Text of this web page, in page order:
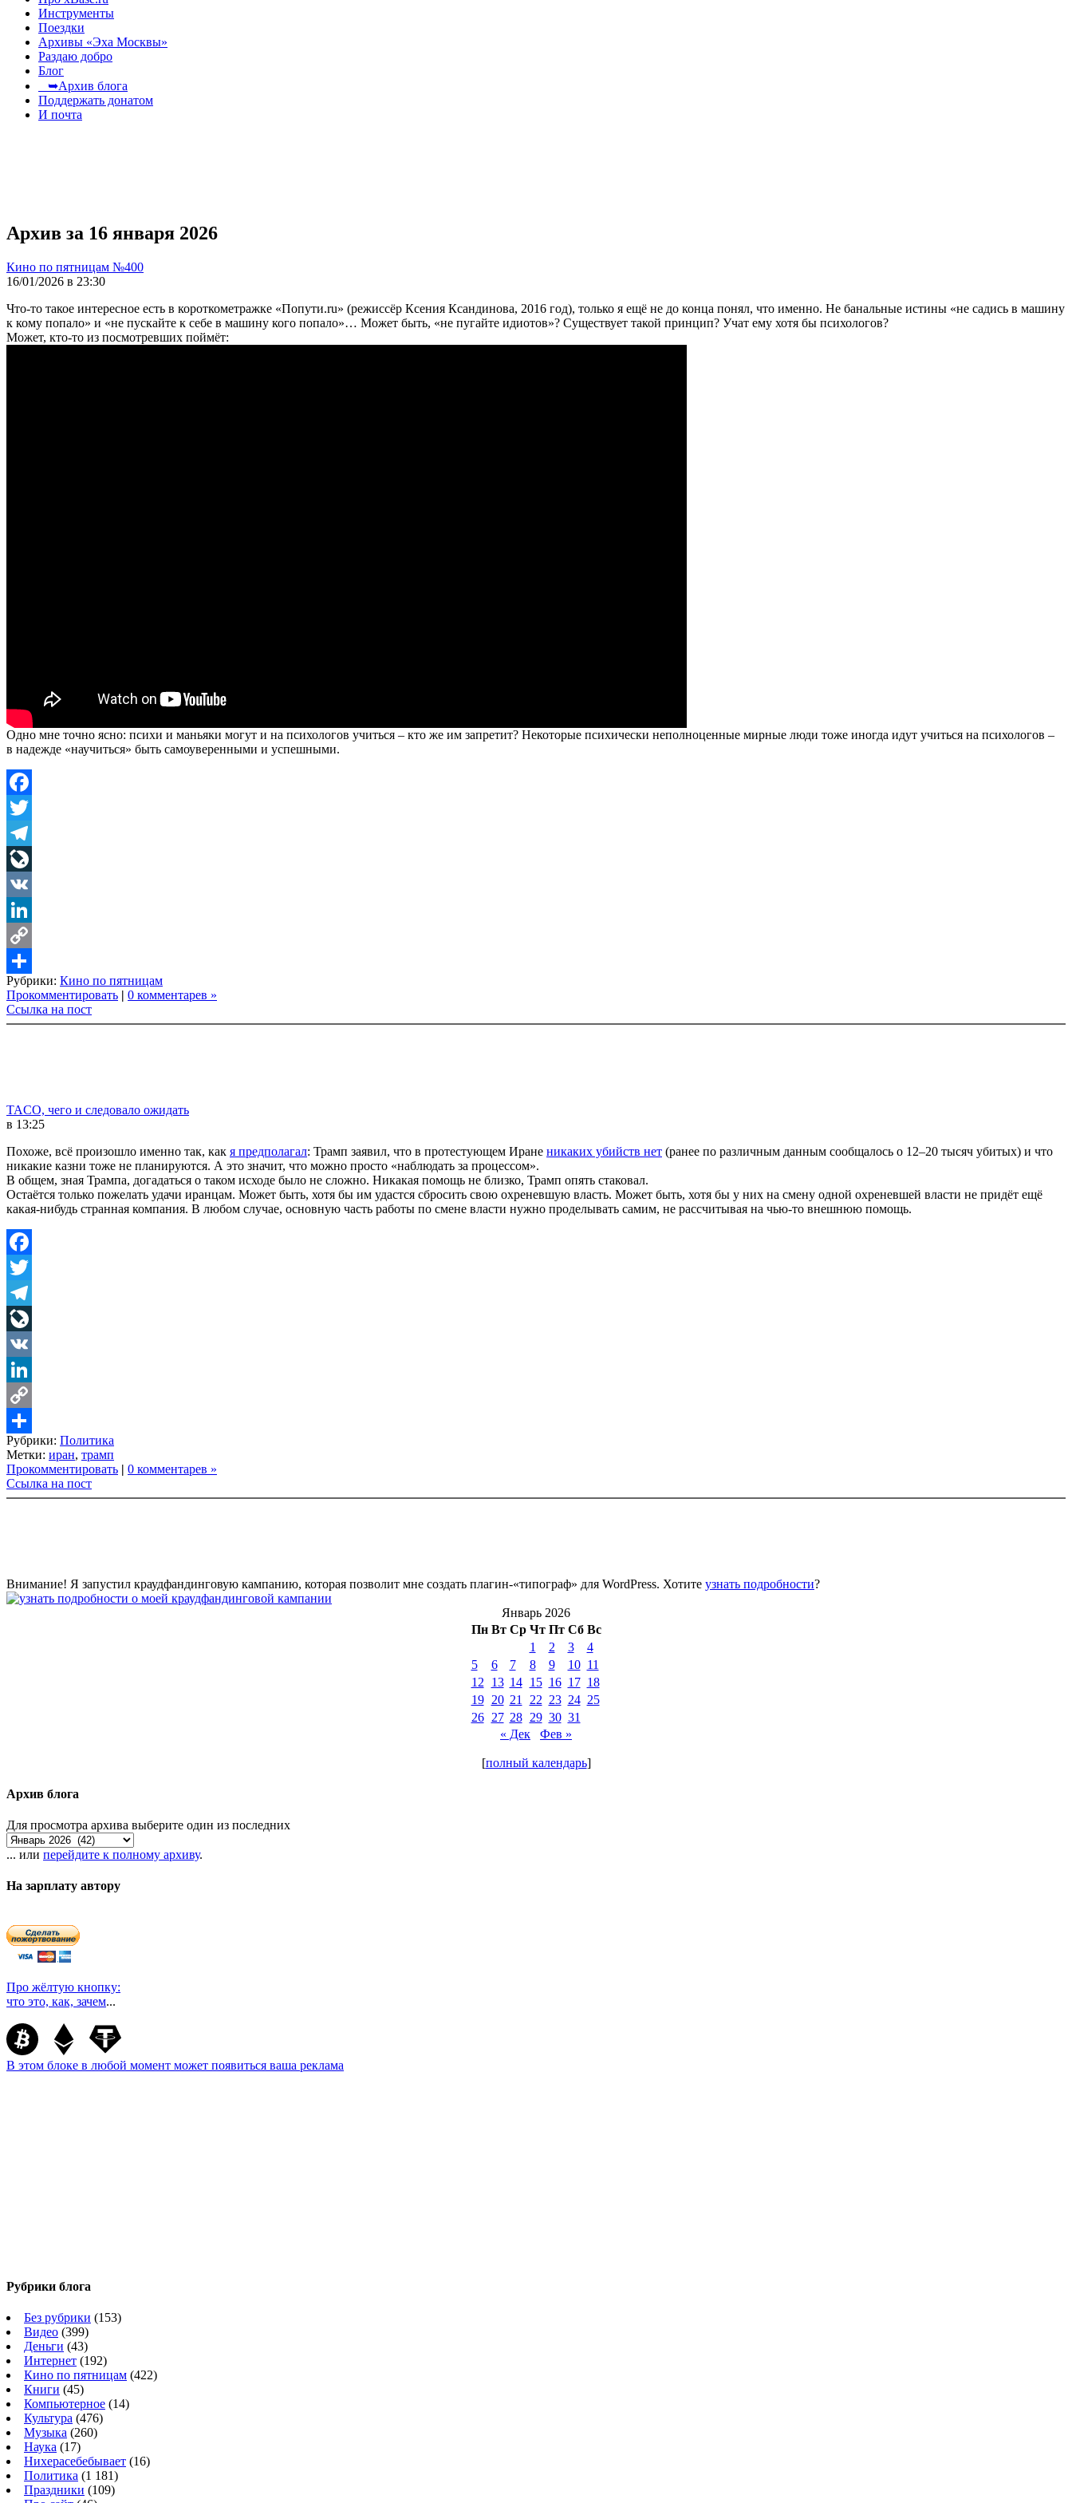
Инструменты
Поездки
Архивы «Эха Москвы»
Раздаю добро
Блог
➥Архив блога
Поддержать донатом
И почта
Архив за 16 января 2026
Кино по пятницам №400
16/01/2026 в 23:30
Что-то такое интересное есть в короткометражке «Попути.ru» (режиссёр Ксения Ксандинова, 2016 год), только я ещё не до конца понял, что именно. Не банальные истины «не садись в машину
к кому попало» и «не пускайте к себе в машину кого попало»… Может быть, «не пугайте идиотов»? Существует такой принцип? Учат ему хотя бы психологов?
Может, кто-то из посмотревших поймёт:
Одно мне точно ясно: психи и маньяки могут и на психологов учиться – кто же им запретит? Некоторые психически неполноценные мирные люди тоже иногда идут учиться на психологов –
в надежде «научиться» быть самоуверенными и успешными.
Facebook
Twitter
Telegram
LiveJournal
VK
LinkedIn
Copy
Link
Share
Рубрики: Кино по пятницам
Прокомментировать | 0 комментарев »
Ссылка на пост
TACO, чего и следовало ожидать
в 13:25
Похоже, всё произошло именно так, как я предполагал: Трамп заявил, что в протестующем Иране никаких убийств нет (ранее по различным данным сообщалось о 12–20 тысяч убитых) и что
никакие казни тоже не планируются. А это значит, что можно просто «наблюдать за процессом».
В общем, зная Трампа, догадаться о таком исходе было не сложно. Никакая помощь не близко, Трамп опять стаковал.
Остаётся только пожелать удачи иранцам. Может быть, хотя бы им удастся сбросить свою охреневшую власть. Может быть, хотя бы у них на смену одной охреневшей власти не придёт ещё
какая-нибудь странная компания. В любом случае, основную часть работы по смене власти нужно проделывать самим, не рассчитывая на чью-то внешнюю помощь.
Facebook
Twitter
Telegram
LiveJournal
VK
LinkedIn
Copy
Link
Share
Рубрики: Политика
Метки: иран, трамп
Прокомментировать | 0 комментарев »
Ссылка на пост
Внимание! Я запустил краудфандинговую кампанию, которая позволит мне создать плагин-«типограф» для WordPress. Хотите узнать подробности?
Январь 2026
Пн Вт Ср Чт Пт Сб Вс
1
2 3
4
5
6 7 8 9 10 11
12
13 14 15 16 17 18
19
20 21 22 23 24 25
26
27 28 29 30 31
« Дек
Фев »
[полный календарь]
Архив блога
Для просмотра архива выберите один из последних
... или перейдите к полному архиву.
На зарплату автору
Про жёлтую кнопку:
что это, как, зачем...
В этом блоке в любой момент может появиться ваша реклама
Рубрики блога
Без рубрики (153)
Видео (399)
Деньги (43)
Интернет (192)
Кино по пятницам (422)
Книги (45)
Компьютерное (14)
Культура (476)
Музыка (260)
Наука (17)
Нихерасебебывает (16)
Политика (1 181)
Праздники (109)